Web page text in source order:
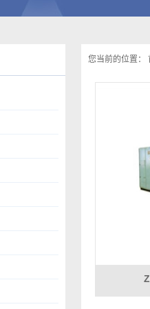
您当前的位置：